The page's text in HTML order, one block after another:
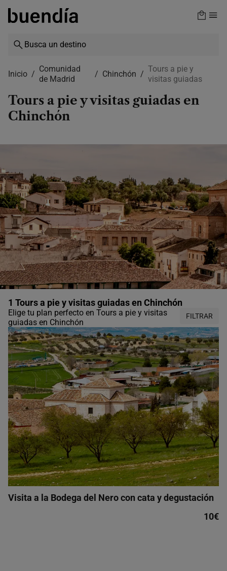
Skip
content
Inicio
Comunidad
de Madrid
Chinchón
Tours a pie y
visitas guiadas
Tours a pie y visitas guiadas en
Chinchón
1 Tours a pie y visitas guiadas en Chinchón
Elige tu plan perfecto en Tours a pie y visitas
guiadas en Chinchón
FILTRAR
Visita a la Bodega del Nero con cata y degustación
10€